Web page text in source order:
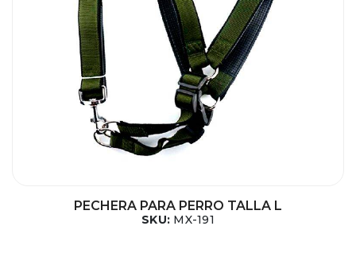
PECHERA PARA PERRO TALLA L
SKU: MX-191